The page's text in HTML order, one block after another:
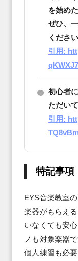
を始め
ぜひ、
くださ
引用:
初心者
ただい
引用:
特記事項
EYS音楽教室
楽器がもらえ
いなくても安
ノも対象楽器
個人練習も必